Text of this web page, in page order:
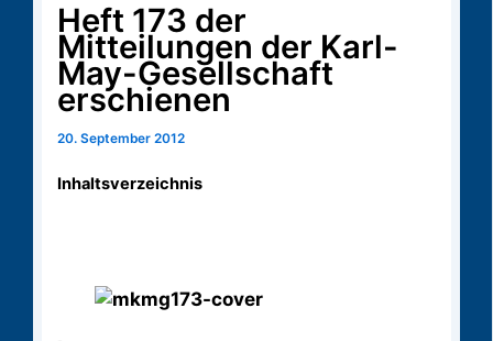
Heft 173 der
Mitteilungen der Karl-
May-Gesellschaft
erschienen
20. September 2012
Inhaltsverzeichnis